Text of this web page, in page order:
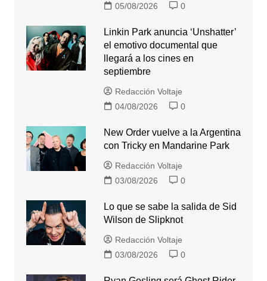
05/08/2026
0
Linkin Park anuncia ‘Unshatter’
el emotivo documental que
llegará a los cines en
septiembre
Redacción Voltaje
04/08/2026
0
New Order vuelve a la Argentina
con Tricky en Mandarine Park
Redacción Voltaje
03/08/2026
0
Lo que se sabe la salida de Sid
Wilson de Slipknot
Redacción Voltaje
03/08/2026
0